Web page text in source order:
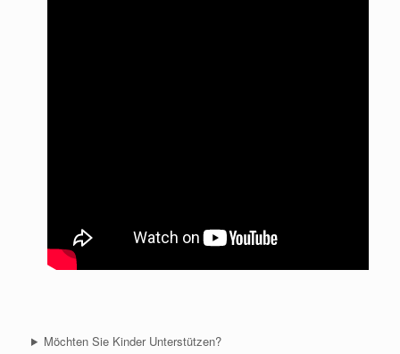
Möchten Sie Kinder Unterstützen?